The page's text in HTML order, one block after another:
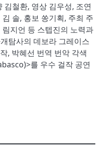
김철환, 영상 김우성, 조연
솔, 홍보 쏭기획, 주최 주
지언 등 스텝진의 노력과
탐사의 데보라 그레이스
, 박혜선 번역 번악 각색
를 우수 걸작 공연